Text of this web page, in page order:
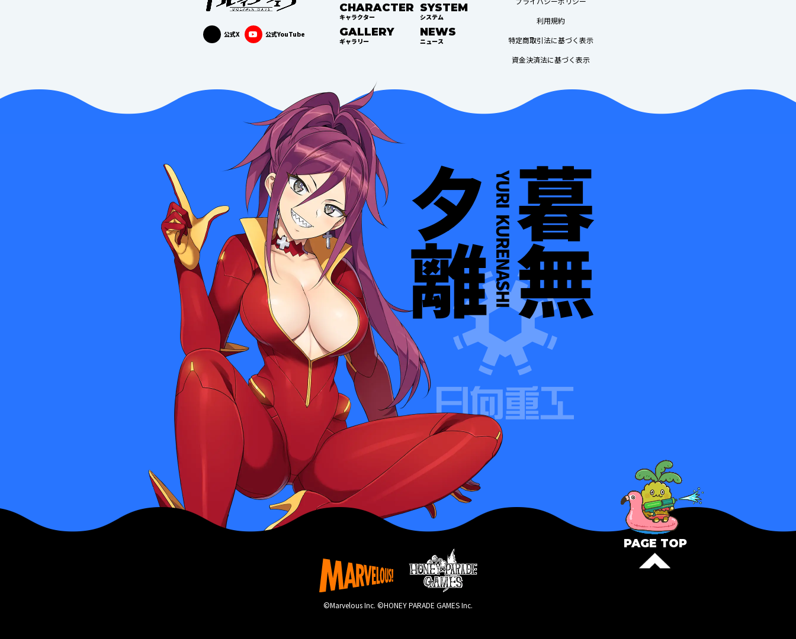
公式X 公式YouTube
CHARACTER
キャラクター
SYSTEM
システム
GALLERY
ギャラリー
NEWS
ニュース
利用規約
特定商取引法に基づく表示
資金決済法に基づく表示
PAGE TOP
©Marvelous Inc. ©HONEY PARADE GAMES Inc.